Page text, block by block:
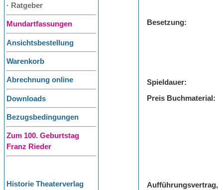
· Ratgeber
Mundartfassungen
Ansichtsbestellung
Warenkorb
Abrechnung online
Downloads
Bezugsbedingungen
Zum 100. Geburtstag
Franz Rieder
Historie Theaterverlag
Besetzung:
Spieldauer:
Preis Buchmaterial:
Aufführungsvertrag,